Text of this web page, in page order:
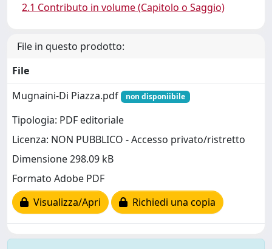
2.1 Contributo in volume (Capitolo o Saggio)
File in questo prodotto:
File
Mugnaini-Di Piazza.pdf
non disponiibile
Tipologia: PDF editoriale
Licenza: NON PUBBLICO - Accesso privato/ristretto
Dimensione 298.09 kB
Formato Adobe PDF
Visualizza/Apri
Richiedi una copia